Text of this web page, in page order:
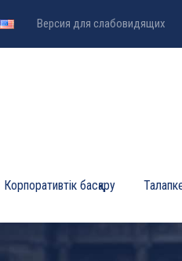
Версия для слабовидящих
Корпоративтік басқару